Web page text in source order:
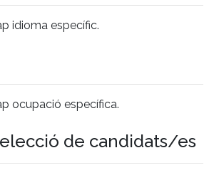
idioma específic.
ocupació específica.
de candidats/es